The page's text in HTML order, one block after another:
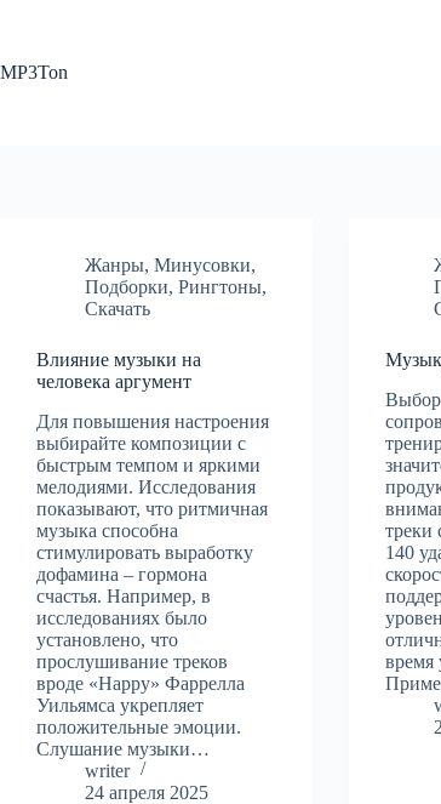
MP3Ton
Жанры, Минусовки,
Подборки, Рингтоны,
Скачать
Влияние музыки на
человека аргумент
Для повышения настроения
выбирайте композиции с
быстрым темпом и яркими
мелодиями. Исследования
показывают, что ритмичная
музыка способна
стимулировать выработку
дофамина – гормона
счастья. Например, в
исследованиях было
установлено, что
прослушивание треков
вроде «Happy» Фаррелла
Уильямса укрепляет
положительные эмоции.
Слушание музыки…
writer
24 апреля 2025
Выбор
треки
140
время